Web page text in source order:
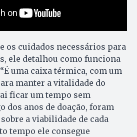
os cuidados necessários para
ele detalhou como funciona
uma caixa térmica, com um
manter a vitalidade do
ficar um tempo sem
dos anos de doação, foram
a viabilidade de cada
tempo ele consegue